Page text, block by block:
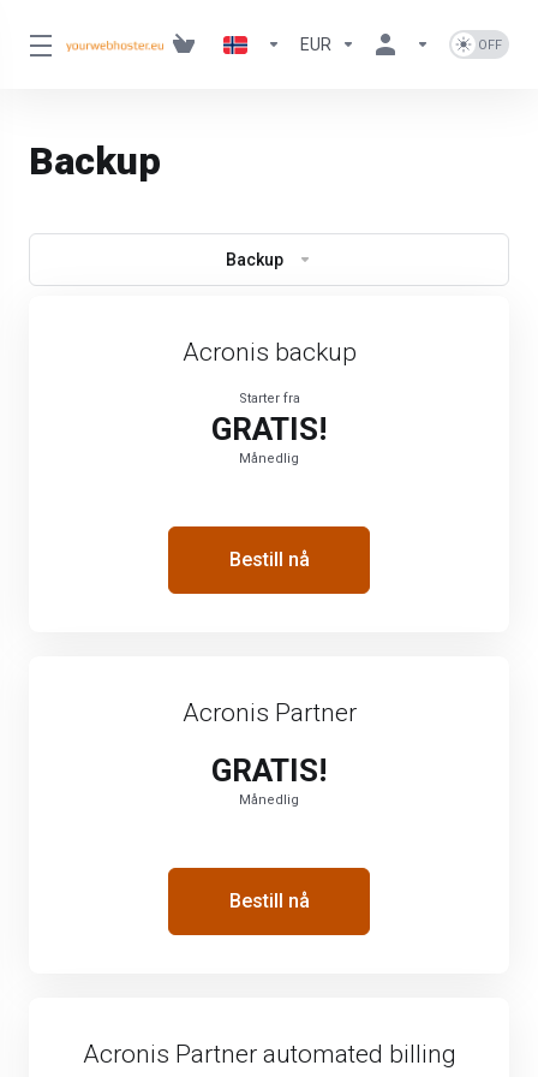
EUR
Backup
Backup
Acronis backup
Starter fra
GRATIS!
Månedlig
Bestill nå
Acronis Partner
GRATIS!
Månedlig
Bestill nå
Acronis Partner automated billing